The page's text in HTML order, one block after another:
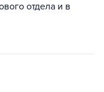
отдела и в